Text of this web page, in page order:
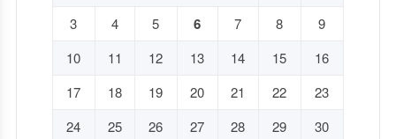
3
4 5 6 7 8
9
10
11 12 13 14 15
16
17
18 19 20 21 22
23
24
25 26 27 28 29
30